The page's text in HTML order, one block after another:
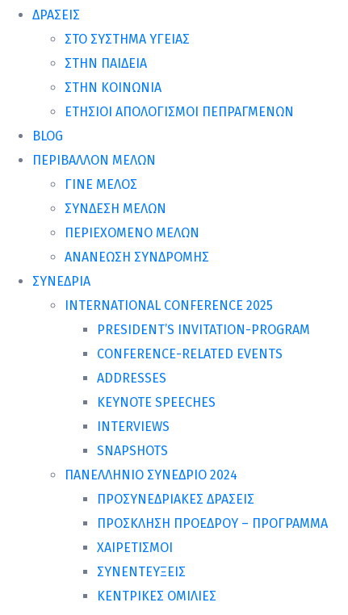
ΔΡΑΣΕΙΣ
ΣΤΟ ΣΥΣΤΗΜΑ ΥΓΕΙΑΣ
ΣΤΗΝ ΠΑΙΔΕΙΑ
ΣΤΗΝ ΚΟΙΝΩΝΙΑ
ΕΤΗΣΙΟΙ ΑΠΟΛΟΓΙΣΜΟΙ ΠΕΠΡΑΓΜΕΝΩΝ
BLOG
ΠΕΡΙΒΑΛΛΟΝ ΜΕΛΩΝ
ΓΙΝΕ ΜΕΛΟΣ
ΣΥΝΔΕΣΗ ΜΕΛΩΝ
ΠΕΡΙΕΧΟΜΕΝΟ ΜΕΛΩΝ
ΑΝΑΝΕΩΣΗ ΣΥΝΔΡΟΜΗΣ
ΣΥΝΕΔΡΙΑ
INTERNATIONAL CONFERENCE 2025
PRESIDENT’S INVITATION-PROGRAM
CONFERENCE-RELATED EVENTS
ADDRESSES
KEYNOTE SPEECHES
INTERVIEWS
SNAPSHOTS
ΠΑΝΕΛΛΗΝΙΟ ΣΥΝΕΔΡΙΟ 2024
ΠΡΟΣΥΝΕΔΡΙΑΚΕΣ ΔΡΑΣΕΙΣ
ΠΡΟΣΚΛΗΣΗ ΠΡΟΕΔΡΟΥ – ΠΡΟΓΡΑΜΜΑ
ΧΑΙΡΕΤΙΣΜΟΙ
ΣΥΝΕΝΤΕΥΞΕΙΣ
ΚΕΝΤΡΙΚΕΣ ΟΜΙΛΙΕΣ